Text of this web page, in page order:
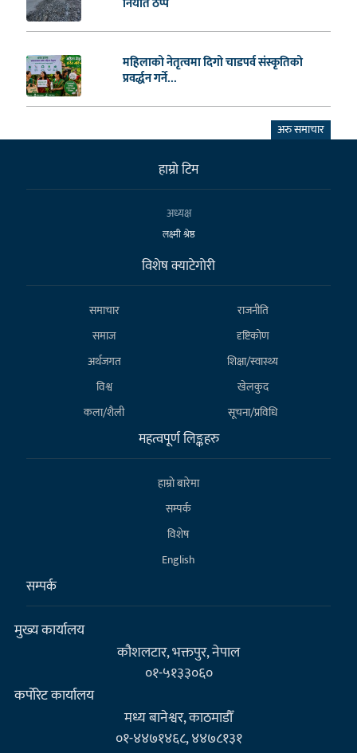
महिलाको नेतृत्वमा दिगो चाडपर्व संस्कृतिको
प्रवर्द्धन गर्ने...
अरु समाचार
हाम्राे टिम
अध्यक्ष
लक्ष्मी श्रेष्ठ
विशेष क्याटेगाेरी
समाचार
राजनीति
समाज
दृष्टिकोण
अर्थजगत
शिक्षा/स्वास्थ्य
विश्व
खेलकुद
कला/शैली
सूचना/प्रविधि
महत्वपूर्ण लिङ्कहरु
हाम्राे बारेमा
सम्पर्क
विशेष
English
सम्पर्क
मुख्य कार्यालय
कौशलटार, भक्तपुर, नेपाल
०१-५१३३०६०
कर्पाेरेट कार्यालय
मध्य बानेश्वर, काठमाडौँ
०१-४४७१४६८, ४४७८१३१